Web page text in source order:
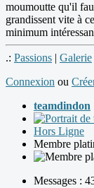
moumoutte qu'il
grandissent vite à
minimum
.: Passions | Galerie
Connexion ou
teamdindon
Hors Ligne
Membre
Messages :